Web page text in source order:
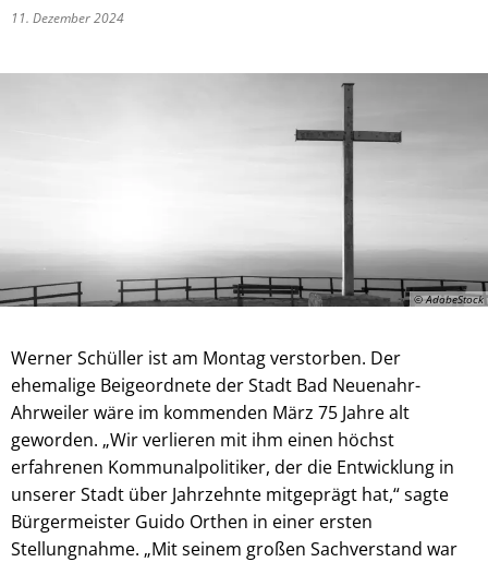
11. Dezember 2024
© AdobeStock
Werner Schüller ist am Montag verstorben. Der
ehemalige Beigeordnete der Stadt Bad Neuenahr-
Ahrweiler wäre im kommenden März 75 Jahre alt
geworden. „Wir verlieren mit ihm einen höchst
erfahrenen Kommunalpolitiker, der die Entwicklung in
unserer Stadt über Jahrzehnte mitgeprägt hat,“ sagte
Bürgermeister Guido Orthen in einer ersten
Stellungnahme. „Mit seinem großen Sachverstand war